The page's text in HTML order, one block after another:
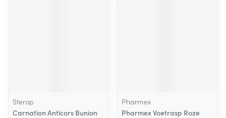
Sterop
Carnation Anticors Bunion
Pharmex
Pharmex Voetrasp Roze